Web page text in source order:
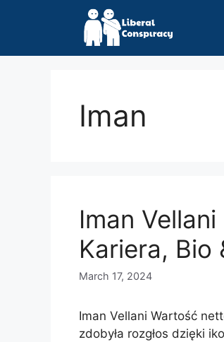
Iman
Iman
Kariera, Bio
March 17, 2024
Iman Vellani Wartość
zdobyła rozgłos dzięki